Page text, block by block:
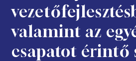
GINOP 3.2.1-21
KAPCSOLAT
RÓLUNK
valamint az
csapatot érintő